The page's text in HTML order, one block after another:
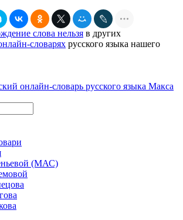
слова нельзя в других
словарях русского языка нашего
онлайн-словарь русского языка Макса
(МАС)